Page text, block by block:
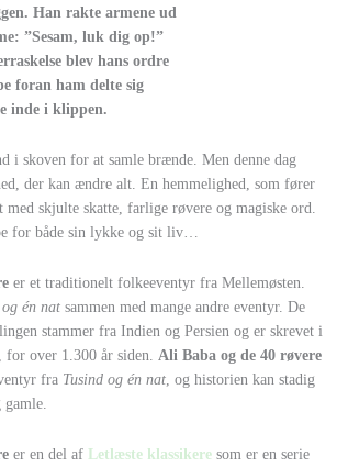
Han rakte armene ud
”Sesam, luk dig op!”
blev hans ordre
foran ham delte sig
inde i klippen.
i skoven for at samle brænde. Men denne dag
der kan ændre alt. En hemmelighed, som fører
skjulte skatte, farlige røvere og magiske ord.
for både sin lykke og sit liv…
er et traditionelt folkeeventyr fra Mellemøsten.
én nat sammen med mange andre eventyr. De
stammer fra Indien og Persien og er skrevet i
over 1.300 år siden. Ali Baba og de 40 røvere
fra Tusind og én nat , og historien kan stadig
er en del af Letlæste klassikere som er en serie